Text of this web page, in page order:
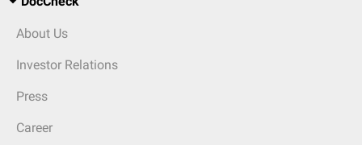
About Us
Investor Relations
Press
Career